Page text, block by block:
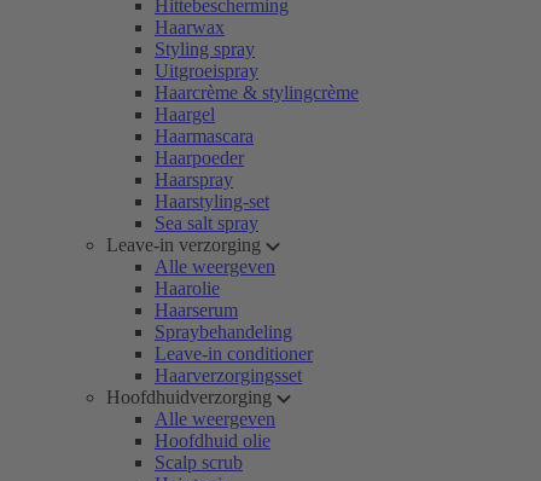
Hittebescherming
Haarwax
Styling spray
Uitgroeispray
Haarcrème & stylingcrème
Haargel
Haarmascara
Haarpoeder
Haarspray
Haarstyling-set
Sea salt spray
Leave-in verzorging
Alle weergeven
Haarolie
Haarserum
Spraybehandeling
Leave-in conditioner
Haarverzorgingsset
Hoofdhuidverzorging
Alle weergeven
Hoofdhuid olie
Scalp scrub